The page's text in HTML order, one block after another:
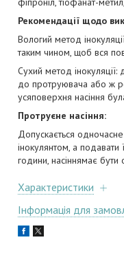
Рекомендації щодо
Вологий метод
таким чином, щоб вся
Сухий метод інокуляції:
до протруювача або ж
усяповерхня насіння
Протруєне насіння:
Допускається
інокулянтом, а
години, насіннямає
Характеристики
Інформація для